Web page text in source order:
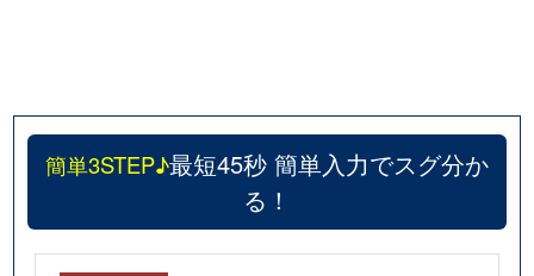
簡単3STEP♪最短45秒 簡単入力でスグ分か
る！